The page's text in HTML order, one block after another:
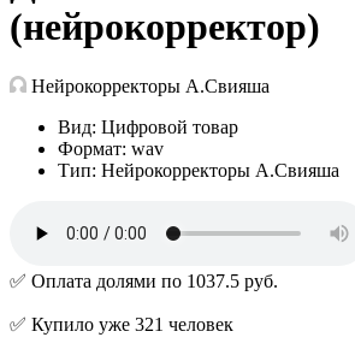
(нейрокорректор)
Нейрокорректоры А.Свияша
Вид: Цифровой товар
Формат: wav
Тип: Нейрокорректоры А.Свияша
✅ Оплата долями по 1037.5 руб.
✅ Купило уже 321 человек